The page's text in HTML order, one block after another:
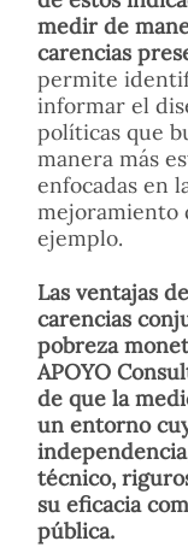
medir de
carencias
permite
informar el
políticas que
manera más
enfocadas en
mejoramiento
ejemplo.
Las ventajas
carencias
pobreza
APOYO
de que la
un entorno
técnico,
su eficacia
pública.